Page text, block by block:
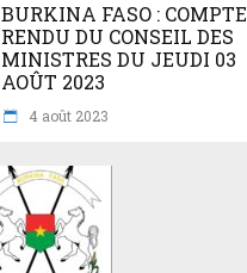
BURKINA FASO : COMPTE
RENDU DU CONSEIL DES
MINISTRES DU JEUDI 03
AOÛT 2023
4 août 2023